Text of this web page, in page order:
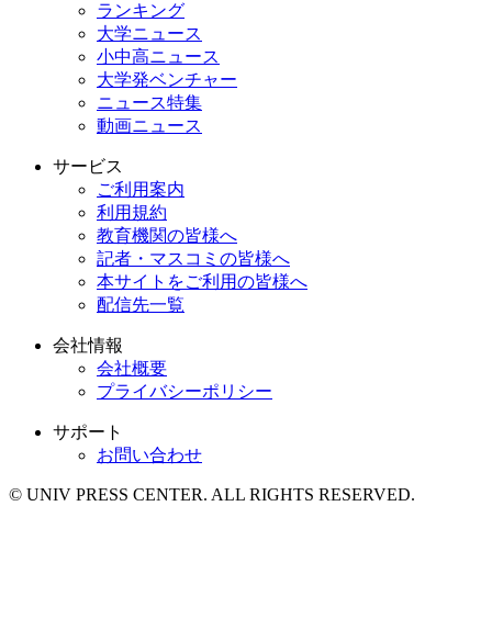
ランキング
大学ニュース
小中高ニュース
大学発ベンチャー
ニュース特集
動画ニュース
サービス
ご利用案内
利用規約
教育機関の皆様へ
記者・マスコミの皆様へ
本サイトをご利用の皆様へ
配信先一覧
会社情報
会社概要
プライバシーポリシー
サポート
お問い合わせ
© UNIV PRESS CENTER. ALL RIGHTS RESERVED.